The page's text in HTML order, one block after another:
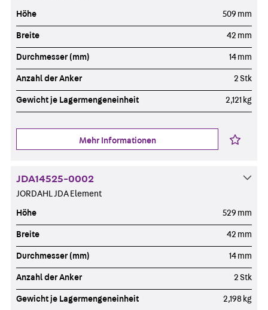
Höhe 509 mm
Breite 42 mm
Durchmesser (mm) 14 mm
Anzahl der Anker 2 Stk
Gewicht je Lagermengeneinheit 2,121 kg
Mehr Informationen
JDA14525-0002
JORDAHL JDA Element
Höhe 529 mm
Breite 42 mm
Durchmesser (mm) 14 mm
Anzahl der Anker 2 Stk
Gewicht je Lagermengeneinheit 2,198 kg